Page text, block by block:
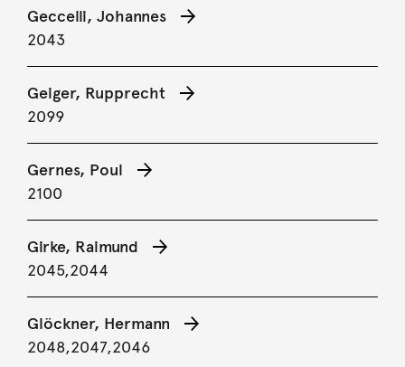
Geccelli, Johannes
2043
Geiger, Rupprecht
2099
Gernes, Poul
2100
Girke, Raimund
2045,2044
Glöckner, Hermann
2048,2047,2046